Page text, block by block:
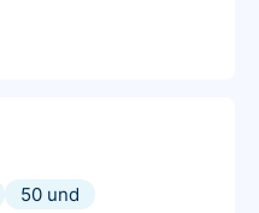
50 und